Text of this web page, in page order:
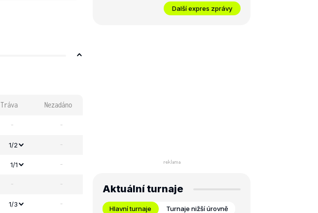
Tráva Nezadáno
- -
1/2 -
1/1 -
- -
1/3 -
Další expres zprávy
Aktuální turnaje
Hlavní turnaje Turnaje nižší úrovně